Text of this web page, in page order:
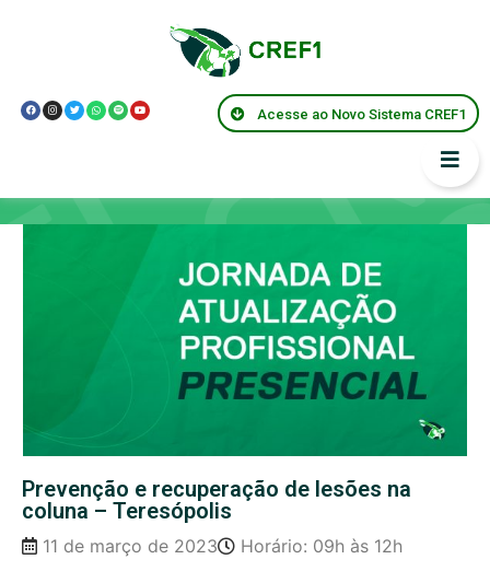
Acesse ao Novo Sistema CREF1
Prevenção e recuperação de lesões na
coluna – Teresópolis
11 de março de 2023 Horário: 09h às 12h